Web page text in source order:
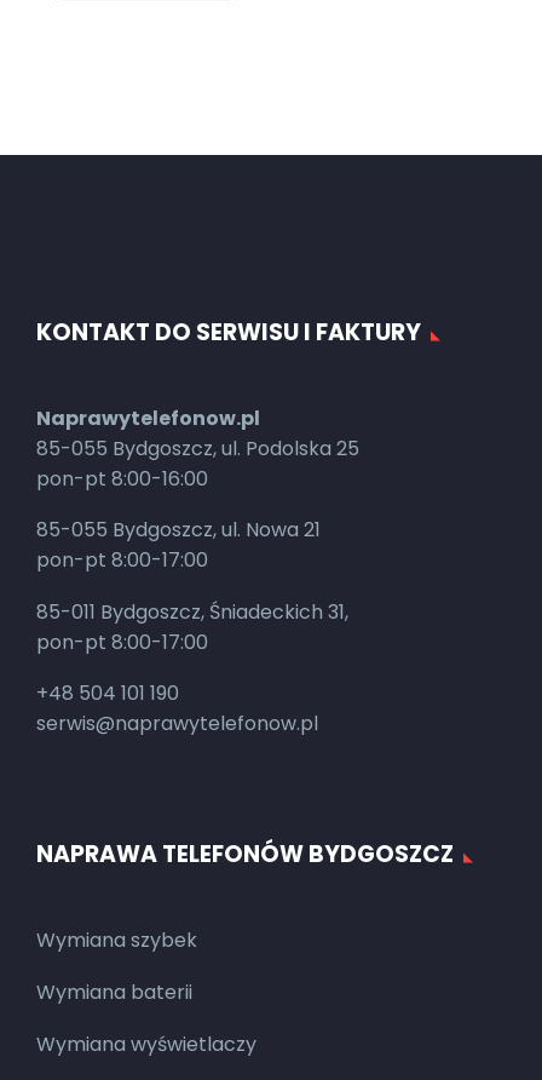
KONTAKT DO SERWISU I FAKTURY
Naprawytelefonow.pl
85-055 Bydgoszcz, ul. Podolska 25
pon-pt 8:00-16:00
85-055 Bydgoszcz, ul. Nowa 21
pon-pt 8:00-17:00
85-011 Bydgoszcz, Śniadeckich 31,
pon-pt 8:00-17:00
+48 504 101 190
serwis@naprawytelefonow.pl
NAPRAWA TELEFONÓW BYDGOSZCZ
Wymiana szybek
Wymiana baterii
Wymiana wyświetlaczy